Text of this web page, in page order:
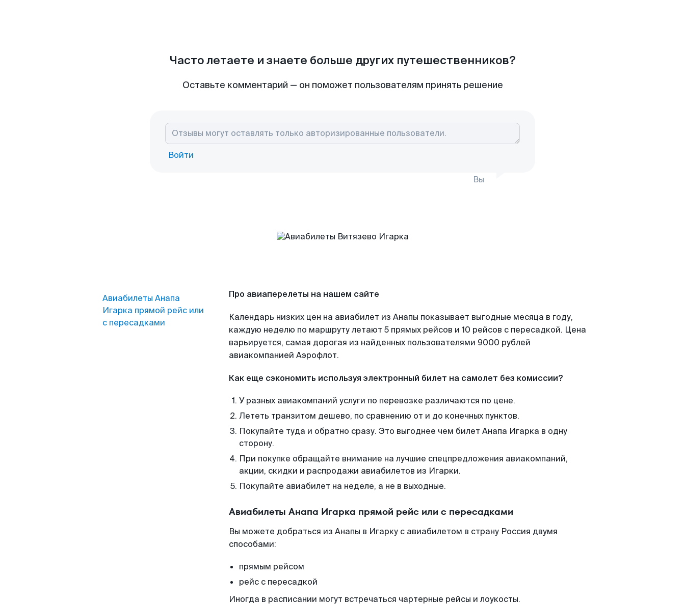
Часто летаете и знаете больше других путешественников?
Оставьте комментарий — он поможет пользователям принять решение
Войти
Вы
Авиабилеты Анапа
Игарка прямой рейс или
с пересадками
Про авиаперелеты на нашем сайте
Календарь низких цен на авиабилет из Анапы показывает выгодные месяца в году,
каждую неделю по маршруту летают 5 прямых рейсов и 10 рейсов с пересадкой. Цена
варьируется, самая дорогая из найденных пользователями 9000 рублей
авиакомпанией Аэрофлот.
Как еще сэкономить используя электронный билет на самолет без комиссии?
У разных авиакомпаний услуги по перевозке различаются по цене.
Лететь транзитом дешево, по сравнению от и до конечных пунктов.
Покупайте туда и обратно сразу. Это выгоднее чем билет Анапа Игарка в одну
сторону.
При покупке обращайте внимание на лучшие спецпредложения авиакомпаний,
акции, скидки и распродажи авиабилетов из Игарки.
Покупайте авиабилет на неделе, а не в выходные.
Авиабилеты Анапа Игарка прямой рейс или с пересадками
Вы можете добраться из Анапы в Игарку с авиабилетом в страну Россия двумя
способами:
прямым рейсом
рейс с пересадкой
Иногда в расписании могут встречаться чартерные рейсы и лоукосты.